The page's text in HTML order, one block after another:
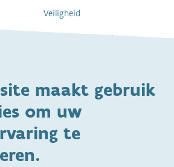
maakt gebruik
om uw
te
Veiligheid
Dagelijkse verzorging
Gezinsleven
Adoptie
Kinderwens